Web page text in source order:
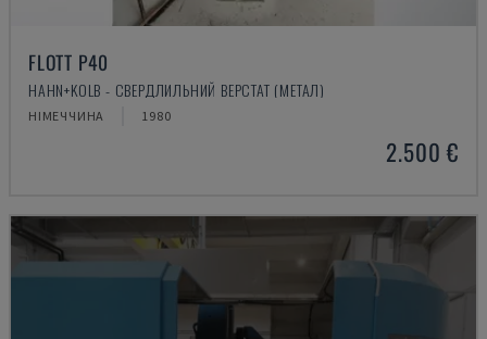
FLOTT P40
HAHN+KOLB - СВЕРДЛИЛЬНИЙ ВЕРСТАТ (МЕТАЛ)
НІМЕЧЧИНА 1980
2.500 €